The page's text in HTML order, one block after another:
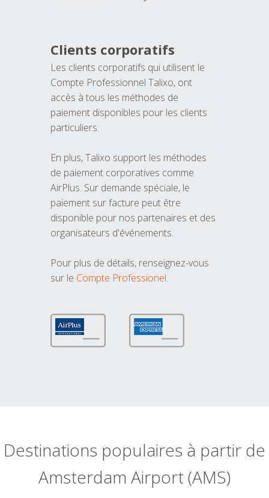
Clients corporatifs
Les clients corporatifs qui utilisent le
Compte Professionnel Talixo, ont
accès à tous les méthodes de
paiement disponibles pour les clients
particuliers.
En plus, Talixo support les méthodes
de paiement corporatives comme
AirPlus. Sur demande spéciale, le
paiement sur facture peut être
disponible pour nos partenaires et des
organisateurs d'événements.
Pour plus de détails, renseignez-vous
sur le Compte Professionel.
Destinations populaires à partir de
Amsterdam Airport (AMS)